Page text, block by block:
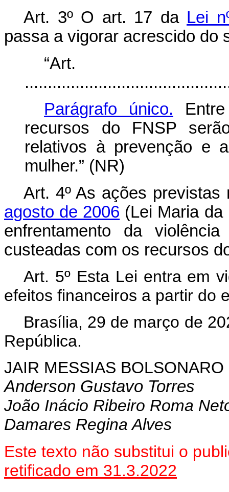
Art. 3º O art. 17 da Lei
passa a vigorar acrescido do
Parágrafo único.
recursos do FNSP
relativos à prevenção e
mulher.” (NR)
Art. 4º As ações
agosto de 2006 (Lei Maria
enfrentamento da
custeadas com os recursos
Art. 5º Esta Lei entra em
efeitos financeiros a partir do
Brasília, 29 de março de
República.
JAIR MESSIAS BOLSONARO
Anderson Gustavo Torres
João Inácio Ribeiro Roma
Damares Regina Alves
Este texto não substitui o
retificado em 31.3.2022